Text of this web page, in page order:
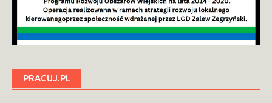
PRACUJ.PL